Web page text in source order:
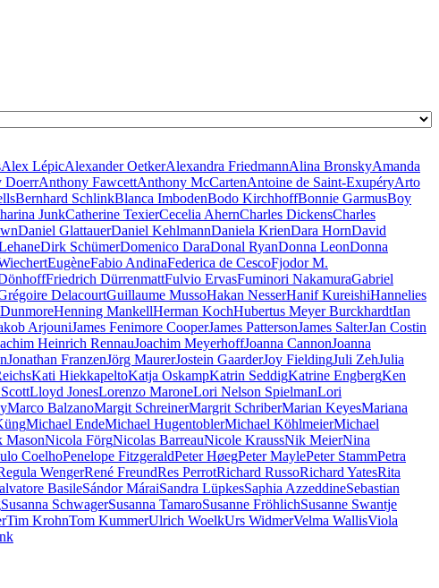
Alex LépicAlexander OetkerAlexandra FriedmannAlina BronskyAmanda
DoerrAnthony FawcettAnthony McCartenAntoine de Saint-ExupéryArto
Bernhard SchlinkBlanca ImbodenBodo KirchhoffBonnie GarmusBoy
JunkCatherine TexierCecelia AhernCharles DickensCharles
Daniel GlattauerDaniel KehlmannDaniela KrienDara HornDavid
Dirk SchümerDomenico DaraDonal RyanDonna LeonDonna
EugèneFabio AndinaFederica de CescoFjodor M.
Friedrich DürrenmattFulvio ErvasFuminori NakamuraGabriel
DelacourtGuillaume MussoHakan NesserHanif KureishiHannelies
Henning MankellHerman KochHubertus Meyer BurckhardtIan
ArjouniJames Fenimore CooperJames PattersonJames SalterJan Costin
Heinrich RennauJoachim MeyerhoffJoanna CannonJoanna
Jonathan FranzenJörg MaurerJostein GaarderJoy FieldingJuli ZehJulia
Kati HiekkapeltoKatja OskampKatrin SeddigKatrine EngbergKen
Lloyd JonesLorenzo MaroneLori Nelson SpielmanLori
Marco BalzanoMargit SchreinerMargrit SchriberMarian KeyesMariana
Michael EndeMichael HugentoblerMichael KöhlmeierMichael
MasonNicola FörgNicolas BarreauNicole KraussNik MeierNina
CoelhoPenelope FitzgeraldPeter HøegPeter MaylePeter StammPetra
WengerRené FreundRes PerrotRichard RussoRichard YatesRita
BasileSándor MáraiSandra LüpkesSaphia AzzeddineSebastian
Susanna SchwagerSusanna TamaroSusanne FröhlichSusanne Swantje
Tim KrohnTom KummerUlrich WoelkUrs WidmerVelma WallisViola